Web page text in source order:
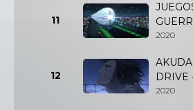
11
2020
12
DRIVE
2020